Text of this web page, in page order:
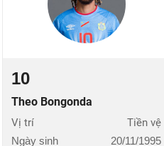
10
Theo Bongonda
Vị trí Tiền vệ
Ngày sinh
20/11/1995